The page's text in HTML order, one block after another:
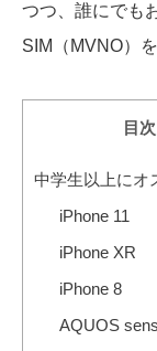
つつ、誰にでも
SIM（MVNO）
目
中学生以上にオ
iPhone 11
iPhone XR
iPhone 8
AQUOS